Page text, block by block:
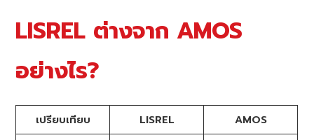
LISREL ต่างจาก AMOS
อย่างไร?
เปรียบเทียบ LISREL
AMOS